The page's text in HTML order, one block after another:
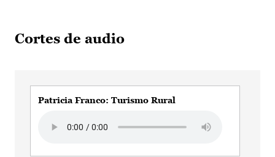
Cortes de audio
Patricia Franco: Turismo Rural